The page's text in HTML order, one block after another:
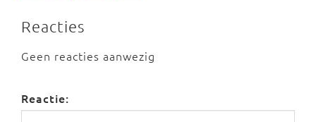
Reacties
Geen reacties aanwezig
Reactie: